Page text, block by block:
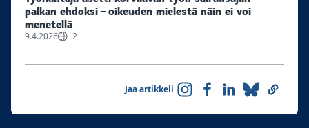
palkan ehdoksi – oikeuden mielestä näin ei voi
menetellä
9.4.2026 +2
Jaa artikkeli